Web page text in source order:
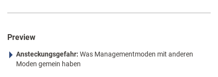
Preview
Ansteckungsgefahr: Was Managementmoden mit anderen
Moden gemein haben